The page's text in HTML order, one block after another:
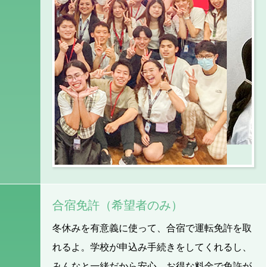
合宿免許（希望者のみ）
冬休みを有意義に使って、合宿で運転免許を取
れるよ。学校が申込み手続きをしてくれるし、